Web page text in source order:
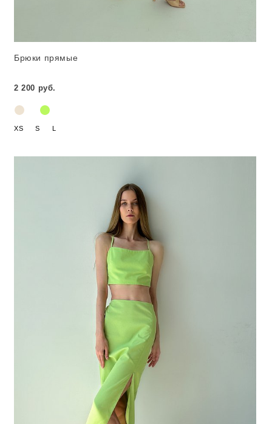
Брюки прямые
2 200 руб.
XS S L